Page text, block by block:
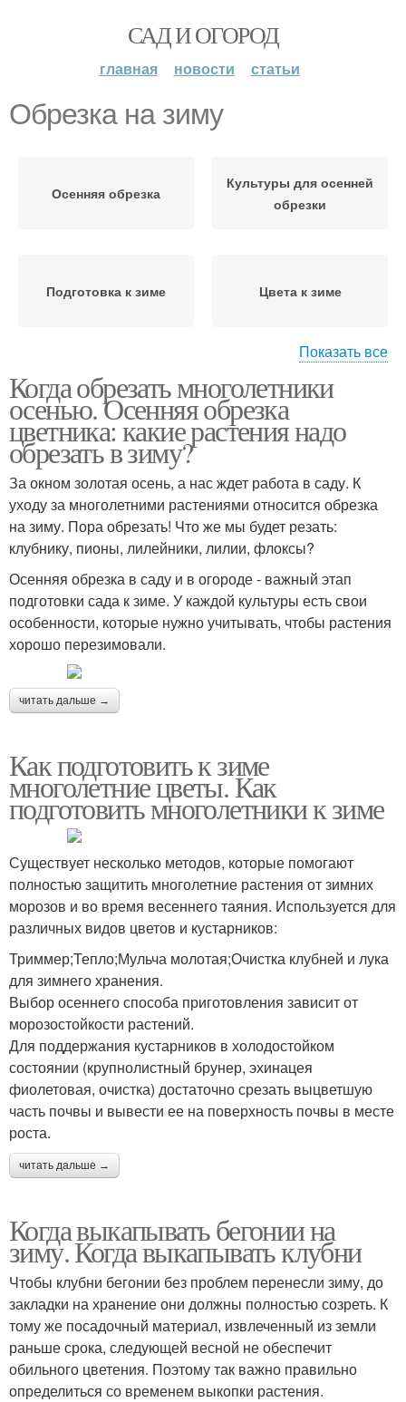
САД И ОГОРОД
главная новости статьи
Обрезка на зиму
Осенняя обрезка
Культуры для осенней
обрезки
Подготовка к зиме Цвета к зиме
Цвета на зиму Укрытия на зиму
Бегония на зиму Запрет на обрезку
Многолетники к зиме Обрезка во время
Обрезка при
размножении
Осенний обрезка Розы на зиму
Показать все
Когда обрезать многолетники
осенью. Осенняя обрезка
цветника: какие растения надо
обрезать в зиму?
За окном золотая осень, а нас ждет работа в саду. К
уходу за многолетними растениями относится обрезка
на зиму. Пора обрезать! Что же мы будет резать:
клубнику, пионы, лилейники, лилии, флоксы?
Осенняя обрезка в саду и в огороде - важный этап
подготовки сада к зиме. У каждой культуры есть свои
особенности, которые нужно учитывать, чтобы растения
хорошо перезимовали.
читать дальше →
Как подготовить к зиме
многолетние цветы. Как
подготовить многолетники к зиме
Существует несколько методов, которые помогают
полностью защитить многолетние растения от зимних
морозов и во время весеннего таяния. Используется для
различных видов цветов и кустарников:
Триммер;Тепло;Мульча молотая;Очистка клубней и лука
для зимнего хранения.
Выбор осеннего способа приготовления зависит от
морозостойкости растений.
Для поддержания кустарников в холодостойком
состоянии (крупнолистный брунер, эхинацея
фиолетовая, очистка) достаточно срезать выцветшую
часть почвы и вывести ее на поверхность почвы в месте
роста.
читать дальше →
Когда выкапывать бегонии на
зиму. Когда выкапывать клубни
Чтобы клубни бегонии без проблем перенесли зиму, до
закладки на хранение они должны полностью созреть. К
тому же посадочный материал, извлеченный из земли
раньше срока, следующей весной не обеспечит
обильного цветения. Поэтому так важно правильно
определиться со временем выкопки растения.